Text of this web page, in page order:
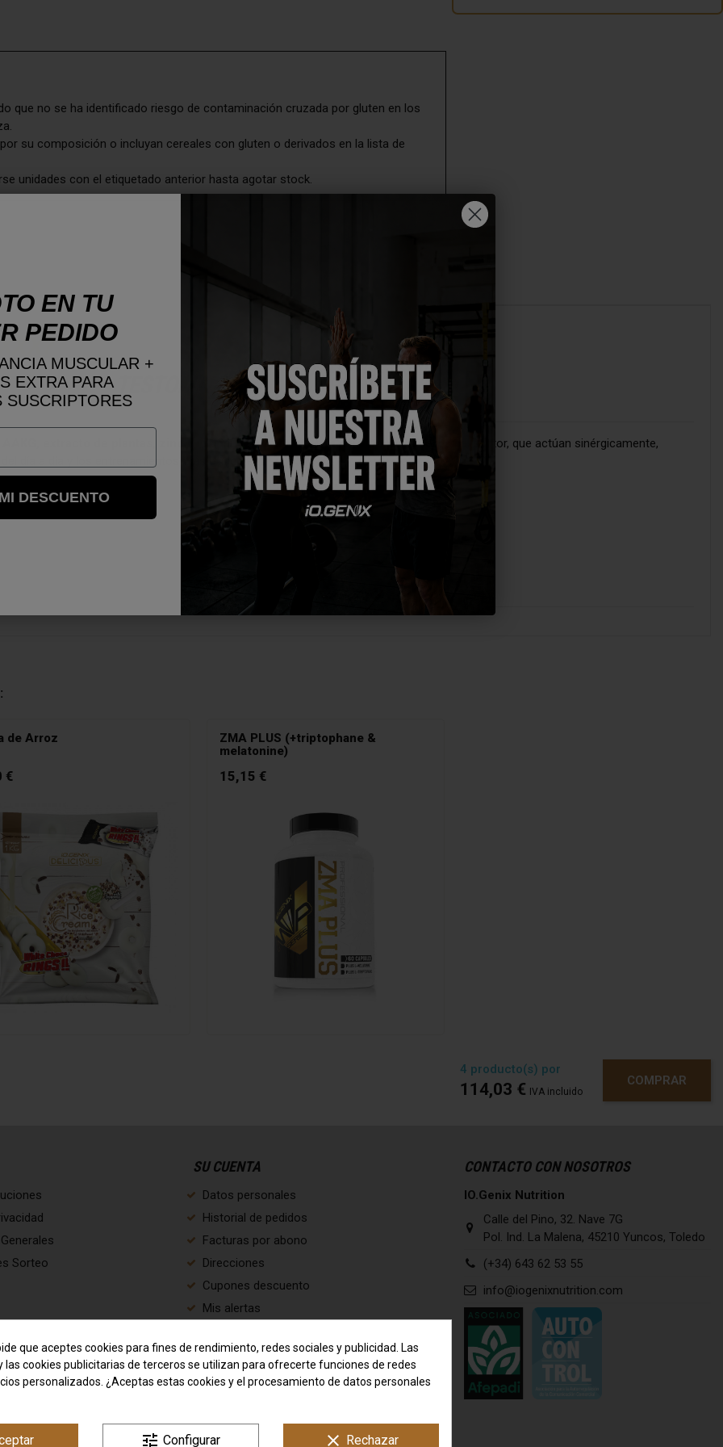
que no se ha identificado riesgo de contaminación cruzada por gluten en los
su composición o incluyan cereales con gluten o derivados en la lista de
unidades con el etiquetado anterior hasta agotar stock.
TESTOMAXXX
extracto de plantas, zinc y vitaminas, contando con las patentes líderes
del sector, que actúan sinérgicamente,
día a día y los entrenamientos más exigentes.
de Arroz
€
ZMA PLUS (+triptophane &
melatonine)
15,15 €
4 producto(s) por
114,03 € IVA incluido
COMPRAR
Sorteo
nosotros
SU CUENTA
Datos personales
Historial de pedidos
Facturas por abono
Direcciones
Cupones descuento
Mis alertas
CONTACTO CON NOSOTROS
IO.Genix Nutrition
Calle del Pino, 32. Nave 7G
Pol. Ind. La Malena, 45210 Yuncos, Toledo
(+34) 643 62 53 55
info@iogenixnutrition.com
que aceptes cookies para fines de rendimiento, redes sociales y publicidad. Las
las cookies publicitarias de terceros se utilizan para ofrecerte funciones de redes
personalizados. ¿Aceptas estas cookies y el procesamiento de datos personales
tune Configurar clear Rechazar
EN TU
PEDIDO
MUSCULAR +
EXTRA PARA
SUSCRIPTORES
DESCUENTO